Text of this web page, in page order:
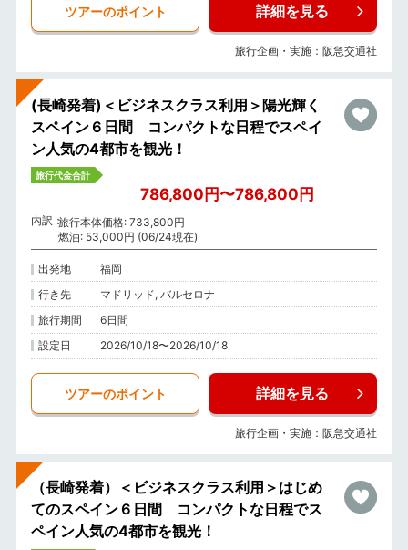
ツアーのポイント 詳細を見る
旅行企画・実施：阪急交通社
(長崎発着)＜ビジネスクラス利用＞陽光輝く
スペイン６日間 コンパクトな日程でスペイ
ン人気の4都市を観光！
旅行代金合計
786,800円〜786,800円
内訳 旅行本体価格: 733,800円
燃油: 53,000円 (06/24現在)
出発地
福岡
行き先
マドリッド, バルセロナ
旅行期間
6日間
設定日
2026/10/18〜2026/10/18
ツアーのポイント 詳細を見る
旅行企画・実施：阪急交通社
（長崎発着）＜ビジネスクラス利用＞はじめ
てのスペイン６日間 コンパクトな日程でス
ペイン人気の4都市を観光！